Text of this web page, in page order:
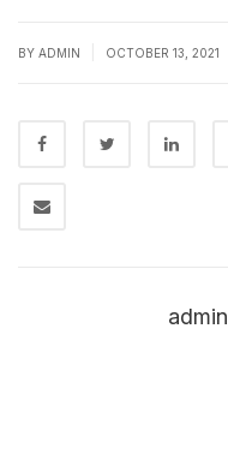
BY ADMIN OCTOBER 13, 2021
admin